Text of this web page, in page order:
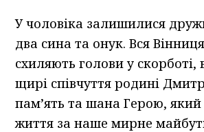
У чоловіка залишилися
два сина та онук. Вся
схиляють голови у
щирі співчуття родині
пам’ять та шана Герою, який
життя за наше мирне